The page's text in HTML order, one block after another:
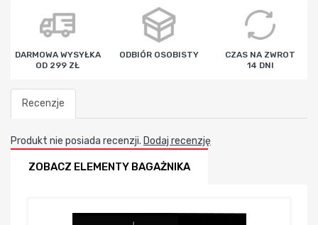
godz min
DARMOWA WYSYŁKA
OD 299 ZŁ
ODBIÓR OSOBISTY
CZAS NA ZWROT
14 DNI
Recenzje
Produkt nie posiada recenzji. Dodaj recenzję
ZOBACZ ELEMENTY BAGAŻNIKA